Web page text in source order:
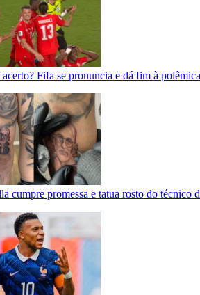
Fifa se pronuncia e dá fim à
cumpre promessa e tatua rosto do técnico